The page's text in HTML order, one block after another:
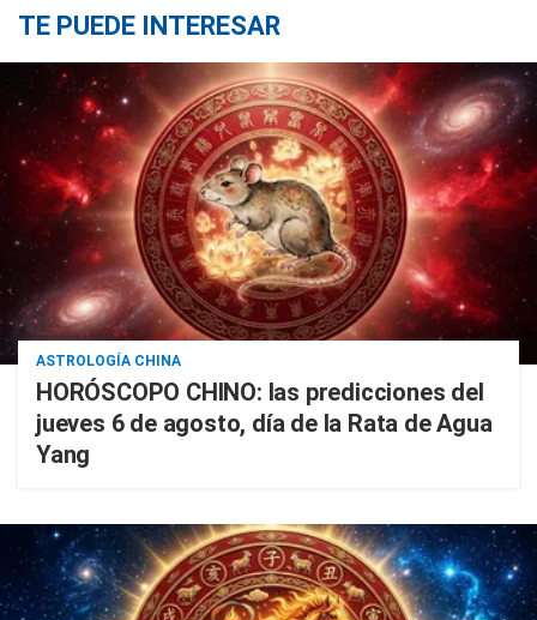
TE PUEDE INTERESAR
ASTROLOGÍA CHINA
HORÓSCOPO CHINO: las predicciones del
jueves 6 de agosto, día de la Rata de Agua
Yang